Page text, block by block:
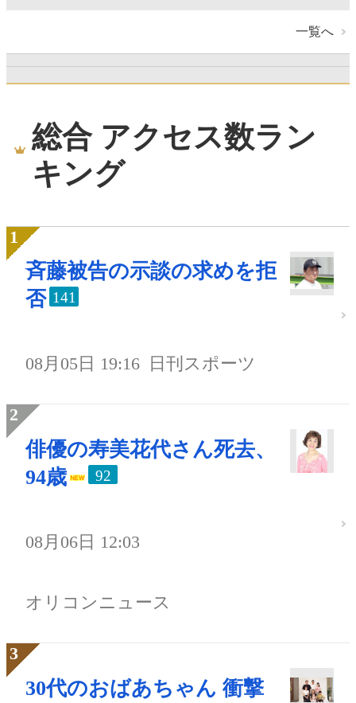
一覧へ
総合 アクセス数ラン
キング
斉藤被告の示談の求めを拒
否 141
08月05日 19:16 日刊スポーツ
俳優の寿美花代さん死去、
94歳
92
08月06日 12:03
オリコンニュース
30代のおばあちゃん 衝撃